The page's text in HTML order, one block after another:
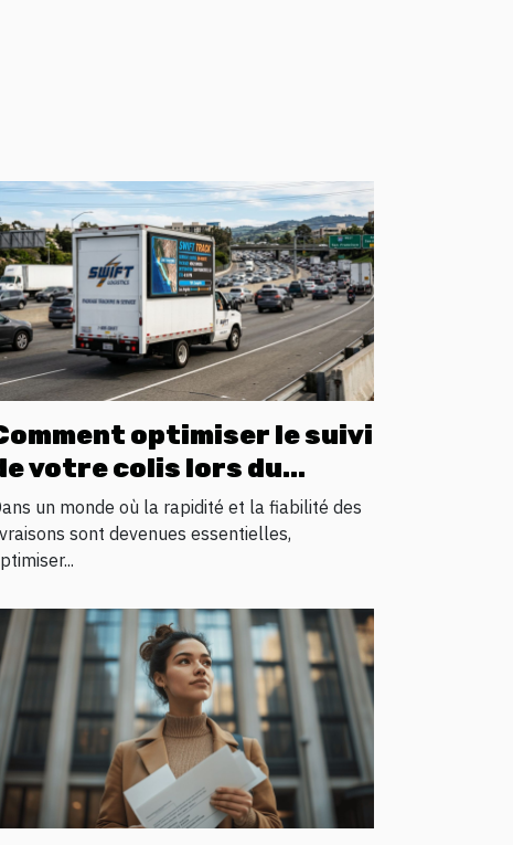
optimiser le suivi
votre colis lors du
logistique ?
un monde où la rapidité et la fiabilité des
sont devenues essentielles,